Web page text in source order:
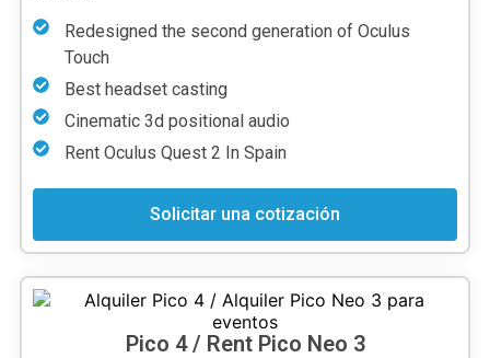
Redesigned the second generation of Oculus
Touch
Best headset casting
Cinematic 3d positional audio
Rent Oculus Quest 2 In Spain
Solicitar una cotización
Pico 4 / Rent Pico Neo 3